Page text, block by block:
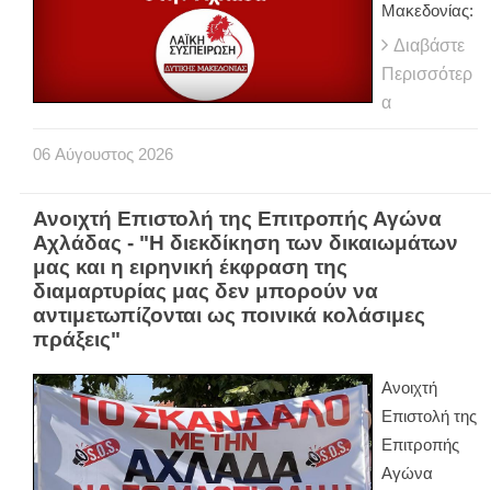
Μακεδονίας:
Διαβάστε
Περισσότερ
α
06 Αύγουστος 2026
Ανοιχτή Επιστολή της Επιτροπής Αγώνα
Αχλάδας - "Η διεκδίκηση των δικαιωμάτων
μας και η ειρηνική έκφραση της
διαμαρτυρίας μας δεν μπορούν να
αντιμετωπίζονται ως ποινικά κολάσιμες
πράξεις"
Ανοιχτή
Επιστολή της
Επιτροπής
Αγώνα